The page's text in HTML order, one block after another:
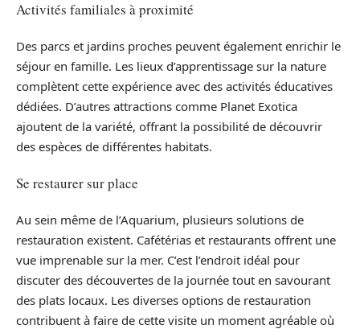
Activités familiales à proximité
Des parcs et jardins proches peuvent également enrichir le
séjour en famille. Les lieux d’apprentissage sur la nature
complètent cette expérience avec des activités éducatives
dédiées. D’autres attractions comme Planet Exotica
ajoutent de la variété, offrant la possibilité de découvrir
des espèces de différentes habitats.
Se restaurer sur place
Au sein même de l’Aquarium, plusieurs solutions de
restauration existent. Cafétérias et restaurants offrent une
vue imprenable sur la mer. C’est l’endroit idéal pour
discuter des découvertes de la journée tout en savourant
des plats locaux. Les diverses options de restauration
contribuent à faire de cette visite un moment agréable où